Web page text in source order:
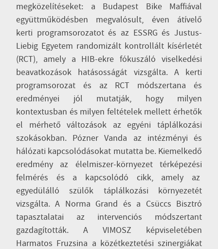
megközelítéseket: a Budapest Bike Maffiával
együttműködésben megvalósult, éven átívelő
kerti programsorozatot és az ESSRG és Justus-
Liebig Egyetem randomizált kontrollált kísérletét
(RCT), amely a HIB-ekre fókuszáló viselkedési
beavatkozások hatásosságát vizsgálta. A kerti
programsorozat és az RCT módszertana és
eredményei jól mutatják, hogy milyen
kontextusban és milyen feltételek mellett érhetők
el mérhető változások az egyéni táplálkozási
szokásokban. Pózner Vanda az intézményi és
hálózati kapcsolódásokat mutatta be. Kiemelkedő
eredmény az élelmiszer-környezet térképezési
felmérés és a kapcsolódó cikk, amely az
egyedülálló szülők táplálkozási környezetét
vizsgálta. A Norma Grand és a Csüccs Bisztró
tapasztalatai az intervenciós módszertant
gazdagították. A VIMOSZ képviseletében
Harmatos Fruzsina a közétkeztetési szinergiákat